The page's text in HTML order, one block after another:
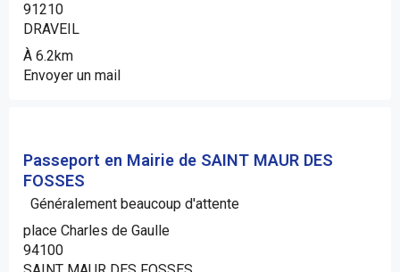
91210
DRAVEIL
À 6.2km
Envoyer un mail
Passeport en Mairie de SAINT MAUR DES
FOSSES
Généralement beaucoup d'attente
place Charles de Gaulle
94100